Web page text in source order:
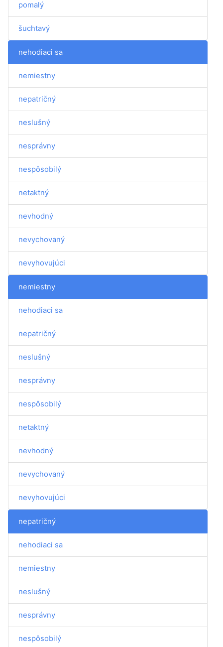
pomalý
šuchtavý
nehodiaci sa
nemiestny
nepatričný
neslušný
nesprávny
nespôsobilý
netaktný
nevhodný
nevychovaný
nevyhovujúci
nemiestny
nehodiaci sa
nepatričný
neslušný
nesprávny
nespôsobilý
netaktný
nevhodný
nevychovaný
nevyhovujúci
nepatričný
nehodiaci sa
nemiestny
neslušný
nesprávny
nespôsobilý